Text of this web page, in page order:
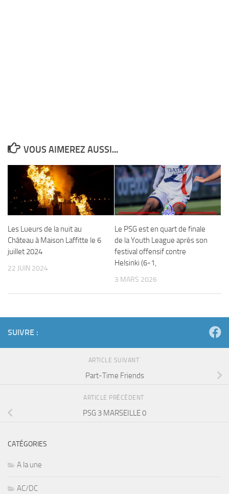
VOUS AIMEREZ AUSSI...
Les Lueurs de la nuit au
Château à Maison Laffitte le 6
juillet 2024
22 JUIN 2024
Le PSG est en quart de finale
de la Youth League après son
festival offensif contre
Helsinki (6-1,
3 MARS 2026
SUIVRE :
ARTICLE SUIVANT
Part-Time Friends
ARTICLE PRÉCÉDENT
PSG 3 MARSEILLE 0
CATÉGORIES
A la une
AC/DC